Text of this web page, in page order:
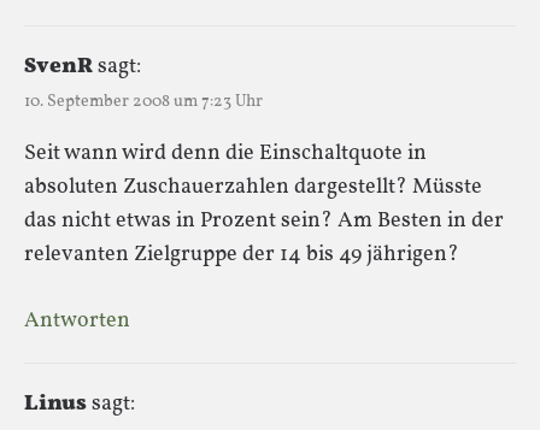
SvenRsagt:
10. September 2008 um 7:23 Uhr
Seit wann wird denn die Einschaltquote in
absoluten Zuschauerzahlen dargestellt? Müsste
das nicht etwas in Prozent sein? Am Besten in der
relevanten Zielgruppe der 14 bis 49 jährigen?
Antworten
Linussagt: